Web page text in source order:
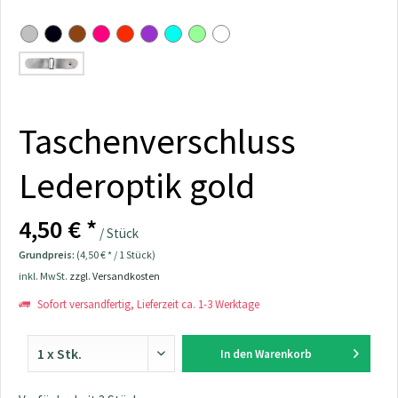
Taschenverschluss
Lederoptik gold
4,50 € * / Stück
Grundpreis: (4,50 € * / 1 Stück)
inkl. MwSt. zzgl. Versandkosten
Sofort versandfertig, Lieferzeit ca. 1-3 Werktage
In den Warenkorb